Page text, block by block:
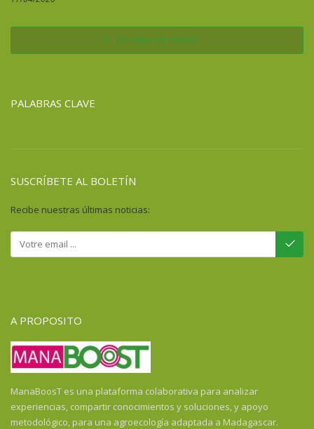
Ver todas las noticias
PALABRAS CLAVE
SUSCRÍBETE AL BOLETÍN
Recibe nuestras últimas noticias:
A PROPOSITO
ManaBoosT es una plataforma colaborativa para analizar
experiencias, compartir conocimientos y soluciones, y apoyo
metodológico, para una agroecología adaptada a Madagascar.